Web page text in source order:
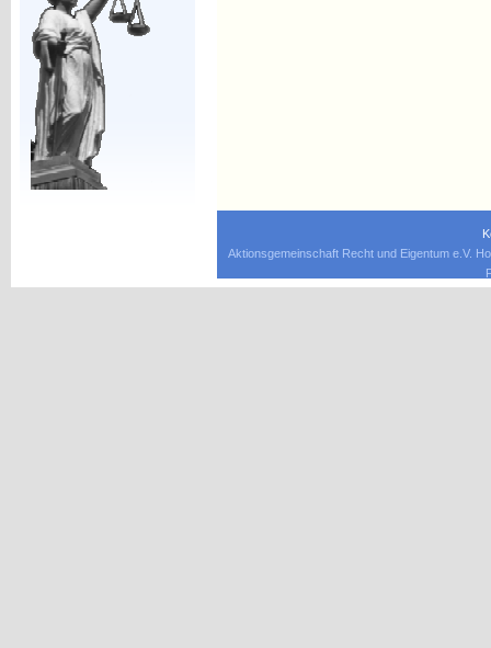
Aktionsgemeinschaft Recht und Eigentum e.V.